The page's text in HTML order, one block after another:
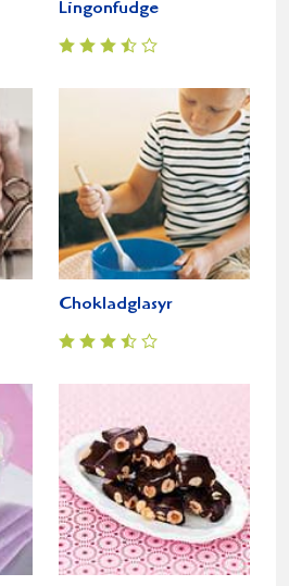
Lingonfudge
Chokladglasyr